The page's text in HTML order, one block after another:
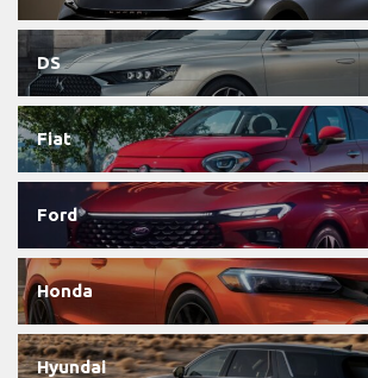
DS
Fiat
Ford
Honda
Hyundai